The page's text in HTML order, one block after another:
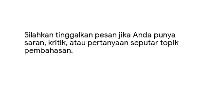
Silahkan tinggalkan pesan jika Anda punya
saran, kritik, atau pertanyaan seputar topik
pembahasan.